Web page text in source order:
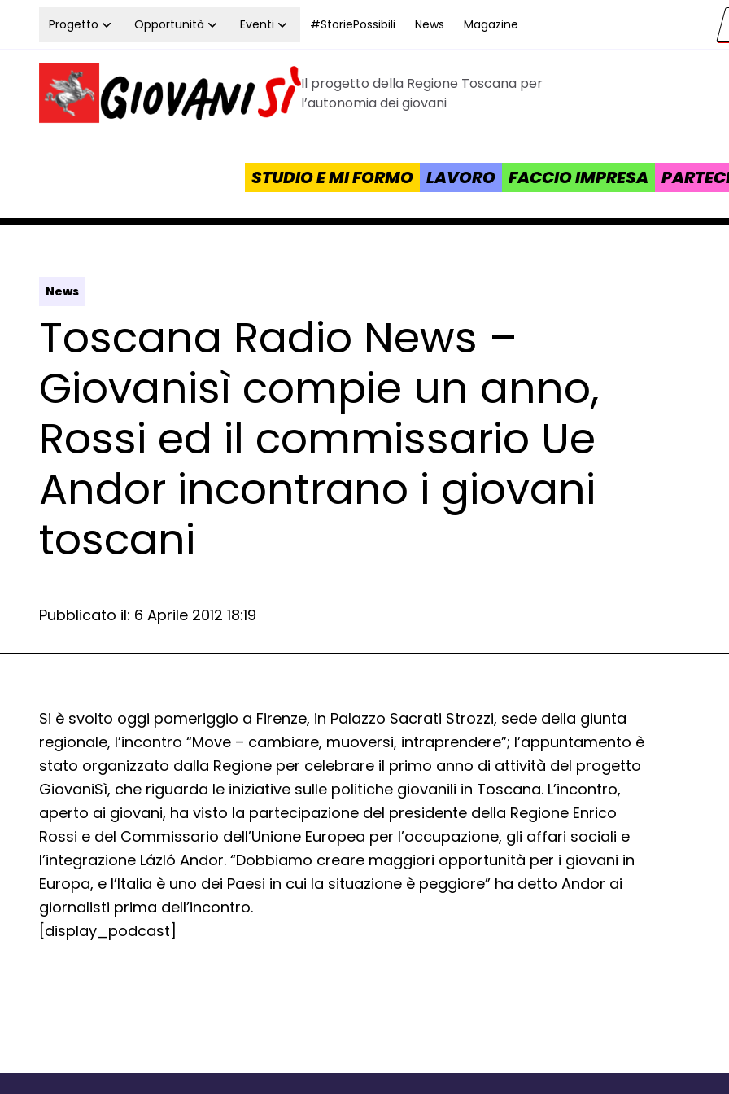
Vai al contenuto
Progetto Opportunità Eventi #StoriePossibili News Magazine
Homepage Giovanisì - Progetto della Regione Toscana
Il progetto della Regione Toscana per
l’autonomia dei giovani
STUDIO E MI FORMO LAVORO FACCIO IMPRESA
News
Toscana Radio News –
Giovanisì compie un anno,
Rossi ed il commissario Ue
Andor incontrano i giovani
toscani
Data e ora:
Pubblicato il: 6 Aprile 2012 18:19
Dettagli articolo
Si è svolto oggi pomeriggio a Firenze, in Palazzo Sacrati Strozzi, sede della giunta
regionale, l’incontro “Move – cambiare, muoversi, intraprendere”; l’appuntamento è
stato organizzato dalla Regione per celebrare il primo anno di attività del progetto
GiovaniSì, che riguarda le iniziative sulle politiche giovanili in Toscana. L’incontro,
aperto ai giovani, ha visto la partecipazione del presidente della Regione Enrico
Rossi e del Commissario dell’Unione Europea per l’occupazione, gli affari sociali e
l’integrazione Lázló Andor. “Dobbiamo creare maggiori opportunità per i giovani in
Europa, e l’Italia è uno dei Paesi in cui la situazione è peggiore” ha detto Andor ai
giornalisti prima dell’incontro.
[display_podcast]